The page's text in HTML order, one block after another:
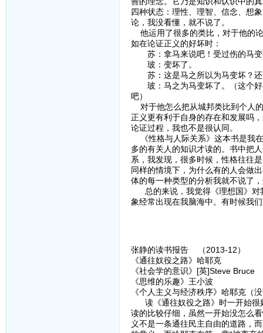
四种状态：理性、理智、信念、想
论，我没看懂，就不说了。
他运用了很多的类比，对于他的
如在论证正义的好坏时：
苏：拿马来说吧！受过伤的马变
玻：变坏了。
苏：这是马之所以为马变坏？还
玻：马之为马变坏了。（这个好
吧）
对于他怎么把从城邦类比到个人
正义更有利于自身的存在和发展吗
论证过程，我也不是很认同。
《性格与人际关系》这本书是我
多的有关人的知识才读的。书中把
系，我发现，很多时候，性格往往
同样的情境下，为什么有的人会做
体的每一种类型的分析我就不说了
总的来说，我觉得《理想国》对
象经常出现在我脑海中。有时候我
张静的读书报告 （2013-12）
《通往奴役之路》哈耶克
《社会学的意识》[英]Steve Bruce
《思维的乐趣》王小波
《个人主义与经济秩序》哈耶克（
读《通往奴役之路》时一开始很
读的比较仔细，虽然一开始没怎么
义不是一条通往民主自由的道路，